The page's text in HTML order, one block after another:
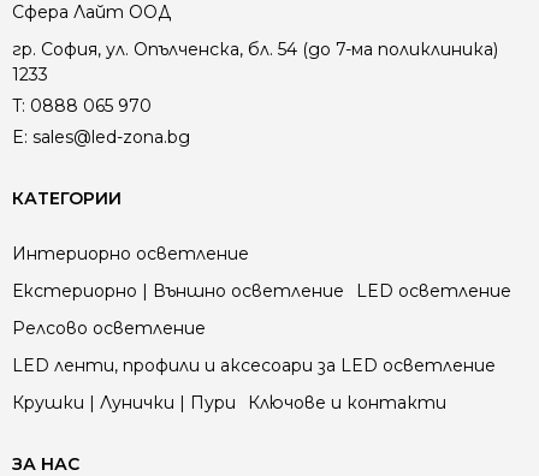
Сфера Лайт ООД
гр. София, ул. Опълченска, бл. 54 (до 7-ма поликлиника)
1233
T: 0888 065 970
E: sales@led-zona.bg
КАТЕГОРИИ
Интериорно осветление
Екстериорно | Външно осветление
LED осветление
Релсово осветление
LED ленти, профили и аксесоари за LED осветление
Крушки | Лунички | Пури
Ключове и контакти
ЗА НАС